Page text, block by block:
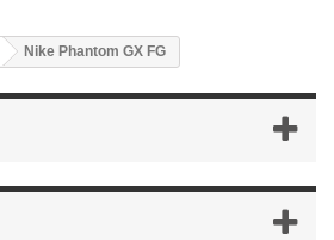
Nike Phantom GX FG